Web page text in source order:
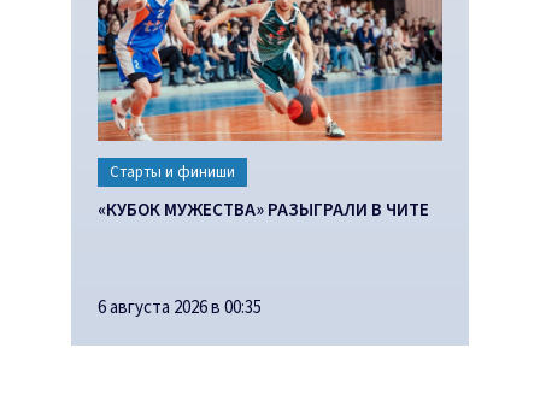
Старты и финиши
«КУБОК МУЖЕСТВА» РАЗЫГРАЛИ В ЧИТЕ
6 августа 2026 в 00:35